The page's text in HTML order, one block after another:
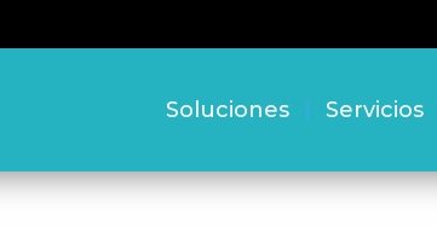
Soluciones Servicios